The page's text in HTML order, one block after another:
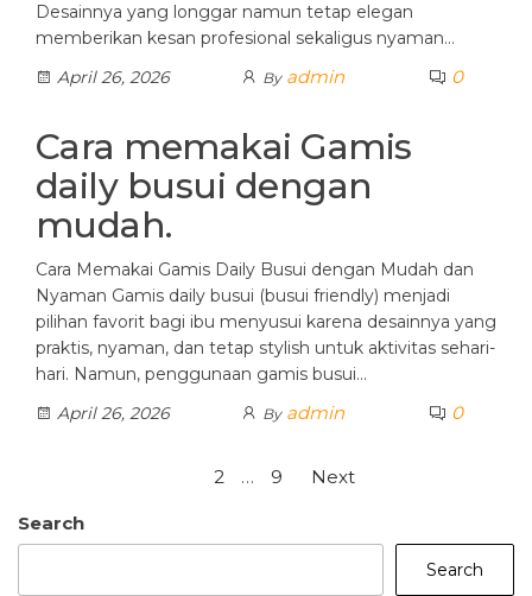
Desainnya yang longgar namun tetap elegan
memberikan kesan profesional sekaligus nyaman…
April 26, 2026
By admin 0
Cara memakai Gamis
daily busui dengan
mudah.
Cara Memakai Gamis Daily Busui dengan Mudah dan
Nyaman Gamis daily busui (busui friendly) menjadi
pilihan favorit bagi ibu menyusui karena desainnya yang
praktis, nyaman, dan tetap stylish untuk aktivitas sehari-
hari. Namun, penggunaan gamis busui…
April 26, 2026
By admin 0
pagination
2 … 9 Next
Search
Search